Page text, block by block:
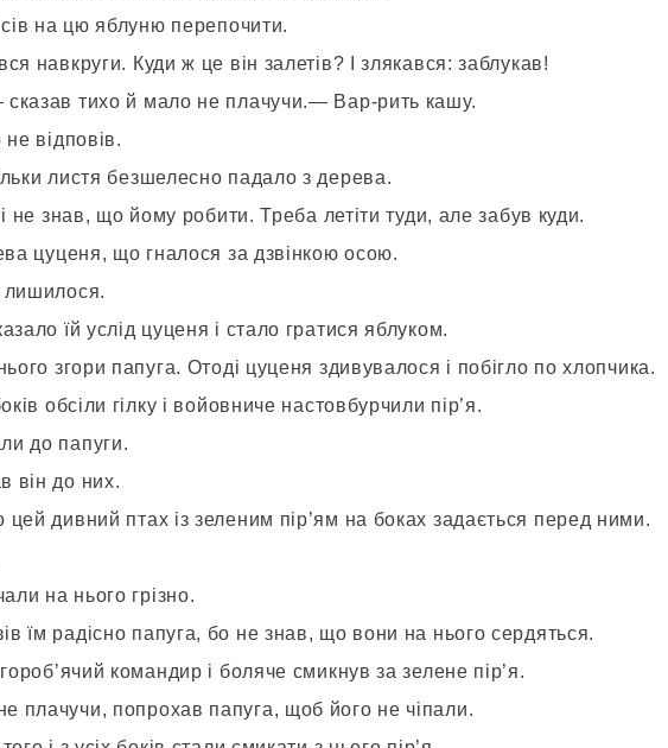
сів на цю яблуню перепочити.
навкруги. Куди ж це він залетів? І злякався: заблукав!
тихо й мало не плачучи.— Вар-рить кашу.
відповів.
листя безшелесно падало з дерева.
і не знав, що йому робити. Треба летіти туди, але забув куди.
цуценя, що гналося за дзвінкою осою.
лишилося.
їй услід цуценя і стало гратися яблуком.
згори папуга. Отоді цуценя здивувалося і побігло по хлопчика.
обсіли гілку і войовниче настовбурчили пір’я.
до папуги.
він до них.
дивний птах із зеленим пір’ям на боках задається перед ними.
на нього грізно.
їм радісно папуга, бо не знав, що вони на нього сердяться.
командир і боляче смикнув за зелене пір’я.
попрохав папуга, щоб його не чіпали.